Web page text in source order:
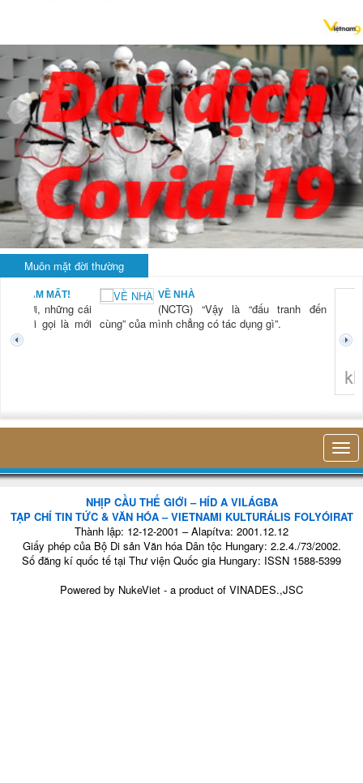
Muôn mặt đời thường
NAM MẤT!
“Xời, những cái
mới gọi là mới
VỀ NHÀ
(NCTG) “Vậy là “đấu tranh đến
cùng” của mình chẳng có tác dụng gì”.
NHỊP CẦU THẾ GIỚI – HÍD A VILÁGBA
TẠP CHÍ TIN TỨC & VĂN HÓA – VIETNAMI KULTURÁLIS FOLYÓIRAT
Thành lập: 12-12-2001 – Alapítva: 2001.12.12
Giấy phép của Bộ Di sản Văn hóa Dân tộc Hungary: 2.2.4./73/2002.
Số đăng kí quốc tế tại Thư viện Quốc gia Hungary: ISSN 1588-5399
Powered by NukeViet - a product of VINADES.,JSC